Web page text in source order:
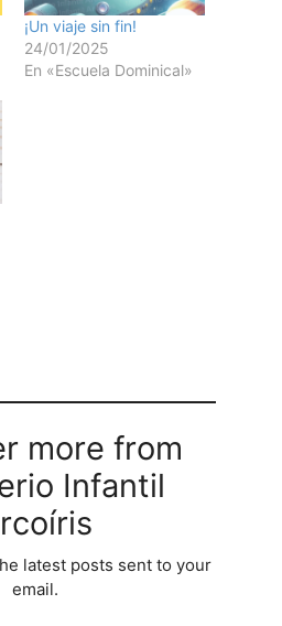
¡Un viaje sin fin!
24/01/2025
En «Escuela Dominical»
more from
Infantil
latest posts sent to your
email.